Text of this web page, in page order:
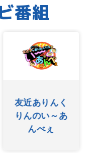
番組
友近ありんく
りんのい～あ
んべぇ